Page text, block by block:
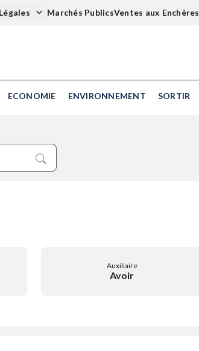
Marchés PublicsVentes aux Enchères
ECONOMIE ENVIRONNEMENT SORTIR
Auxiliaire
Avoir